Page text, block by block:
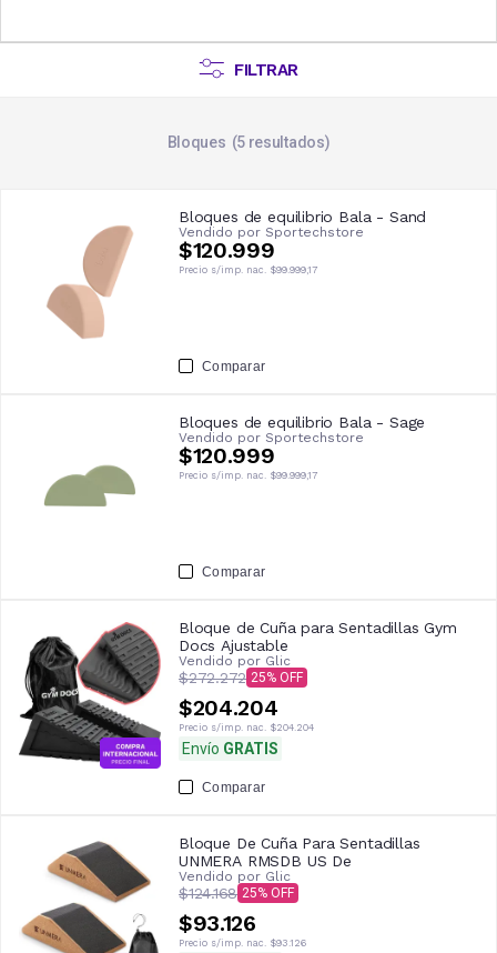
FILTRAR
Bloques 5resultados
Bloques de equilibrio Bala - Sand
Vendido por Sportechstore
$120.999
Precio s/imp. nac. $99.999,17
Comparar
Bloques de equilibrio Bala - Sage
Vendido por Sportechstore
$120.999
Precio s/imp. nac. $99.999,17
Comparar
Bloque de Cuña para Sentadillas Gym
Docs Ajustable
Vendido por Glic
$272.272 25
$204.204
Precio s/imp. nac. $204.204
Envío GRATIS
Comparar
Bloque De Cuña Para Sentadillas
UNMERA RMSDB US De
Vendido por Glic
$124.168 25
$93.126
Precio s/imp. nac. $93.126